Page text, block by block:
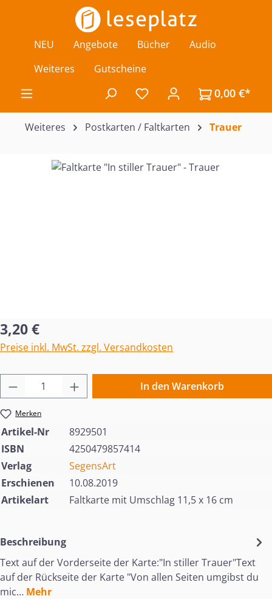
Zum Hauptinhalt springen
NEU Angebote Bücher
Audio
Weiteres
Gutscheine
Du hast 0 Produkte auf
0,00 €*
Weiteres Postkarten / Faltkarten Trauer
Bildergalerie überspringen
Regulärer Preis:
3,20 €
Preise inkl. MwSt. zzgl. Versandkosten
Produkt Anzahl: Gib den gewünschten
In den Warenkorb
Merken
Artikel-Nr
8929501
ISBN
4250479857414
Verlag
SegensArt
Erschienen
10.08.2019
Artikelart
Faltkarte mit Umschlag 11,5 x 16 cm
Beschreibung
Text auf der Vorderseite der Karte:"In stiller Trauer"Text
auf der Rückseite der Karte "Von allen Seiten umgibst du
mic… Mehr